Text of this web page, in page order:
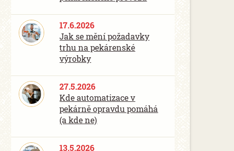
17.6.2026
Jak se mění požadavky
trhu na pekárenské
výrobky
27.5.2026
Kde automatizace v
pekárně opravdu pomáhá
(a kde ne)
13.5.2026